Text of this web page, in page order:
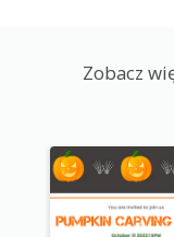
Zobacz